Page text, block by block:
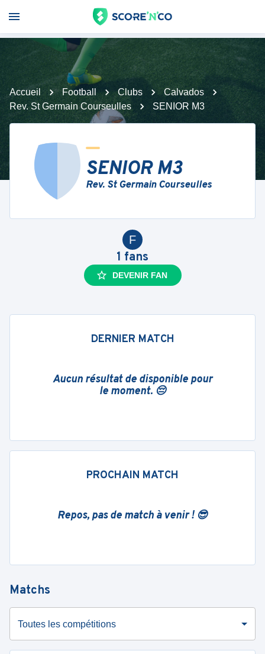
Accueil Football Clubs
Calvados
Rev. St Germain Courseulles
SENIOR M3
SENIOR M3
Rev. St Germain Courseulles
F
1 fans
DEVENIR FAN
DERNIER MATCH
Aucun résultat de disponible pour
le moment. 😔
PROCHAIN MATCH
Repos, pas de match à venir ! 😎
Matchs
Toutes les compétitions